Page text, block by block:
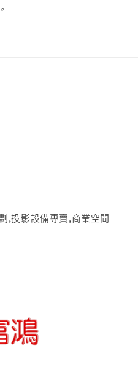
,投影設備專賣,商業空間